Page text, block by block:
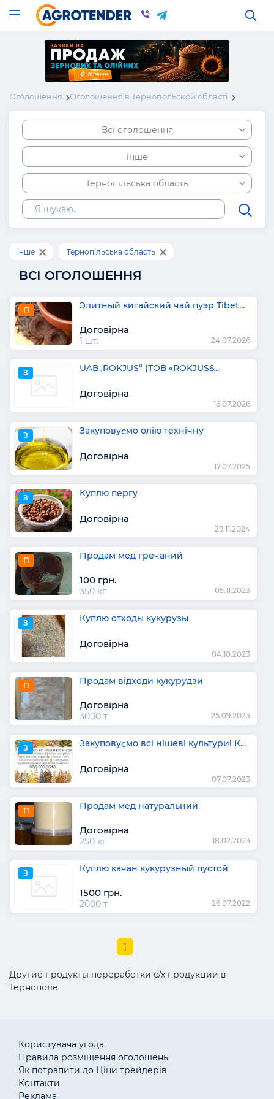
Оголошення Оголошення в Тернопольской області
Всі оголошення
інше
Тернопільська область
інше Тернопільська область
ВСІ ОГОЛОШЕННЯ
П Элитный китайский чай пуэр Tibet...
Договірна
1 шт. 24.07.2026
З UAB„ROKJUS“ (ТОВ «ROKJUS&..
Договірна
16.07.2026
З Закуповуємо олію технічну
Договірна
17.07.2025
З Куплю пергу
Договірна
29.11.2024
П Продам мед гречаний
100 грн.
350 кг 05.11.2023
З Куплю отходы кукурузы
Договірна
04.10.2023
П Продам відходи кукурудзи
Договірна
3000 т 25.09.2023
З Закуповуємо всі нішеві культури! К...
Договірна
07.07.2023
П Продам мед натуральний
Договірна
250 кг 18.02.2023
З Куплю качан кукурузный пустой
1500 грн.
2000 т 26.07.2022
1
Другие продукты переработки с/х продукции в
Тернополе
Користувача угода
Правила розміщення оголошень
Як потрапити до Ціни трейдерів
Контакти
Реклама